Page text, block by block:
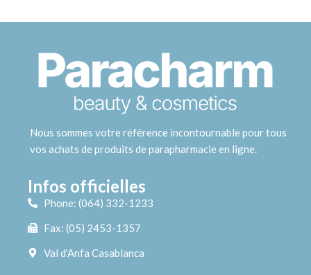
Nous sommes votre référence incontournable pour tous
vos achats de produits de parapharmacie en ligne.
Infos officielles
Phone: (064) 332-1233
Fax: (05) 2453-1357
Val d'Anfa Casablanca